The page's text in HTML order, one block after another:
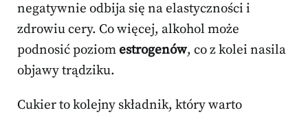
negatywnie odbija się na elastyczności i
zdrowiu cery. Co więcej, alkohol może
podnosić poziomestrogenów, co z kolei nasila
objawy trądziku.
Cukier to kolejny składnik, który warto